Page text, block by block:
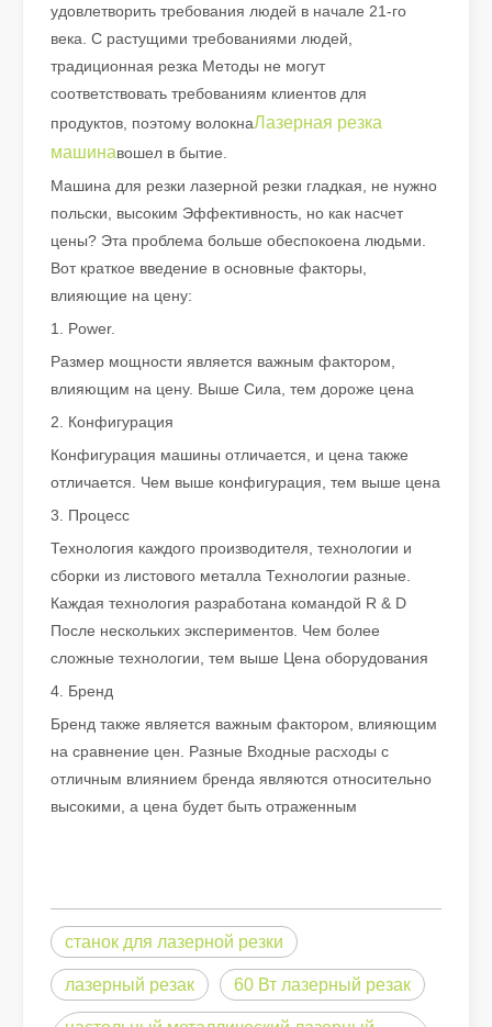
Лазерная резка металла — это прецизионный метод,
Лазерная резка металлических листов – широко используемый метод резки.
Лазерная резка металлических листов – широко
удовлетворить требования людей в начале 21-го
века. С растущими требованиями людей,
традиционная резка Методы не могут
соответствовать требованиям клиентов для
продуктов, поэтому волокнаЛазерная резка
машинавошел в бытие.
Машина для резки лазерной резки гладкая, не нужно
польски, высоким Эффективность, но как насчет
цены? Эта проблема больше обеспокоена людьми.
Вот краткое введение в основные факторы,
влияющие на цену:
1. Power.
Размер мощности является важным фактором,
влияющим на цену. Выше Сила, тем дороже цена
2. Конфигурация
Конфигурация машины отличается, и цена также
отличается. Чем выше конфигурация, тем выше цена
3. Процесс
Технология каждого производителя, технологии и
сборки из листового металла Технологии разные.
Каждая технология разработана командой R & D
После нескольких экспериментов. Чем более
сложные технологии, тем выше Цена оборудования
4. Бренд
Бренд также является важным фактором, влияющим
на сравнение цен. Разные Входные расходы с
отличным влиянием бренда являются относительно
высокими, а цена будет быть отраженным
станок для лазерной резки
лазерный резак 60 Вт лазерный резак